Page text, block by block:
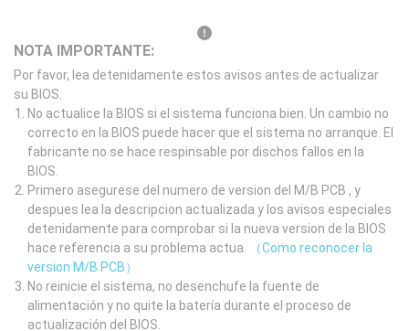
NOTA IMPORTANTE:
Por favor, lea detenidamente estos avisos antes de actualizar
su BIOS.
No actualice la BIOS si el sistema funciona bien. Un cambio no
correcto en la BIOS puede hacer que el sistema no arranque. El
fabricante no se hace respinsable por dischos fallos en la
BIOS.
Primero asegurese del numero de version del M/B PCB , y
despues lea la descripcion actualizada y los avisos especiales
detenidamente para comprobar si la nueva version de la BIOS
hace referencia a su problema actua.
（Como reconocer la
version M/B PCB）
No reinicie el sistema, no desenchufe la fuente de
alimentación y no quite la batería durante el proceso de
actualización del BIOS.